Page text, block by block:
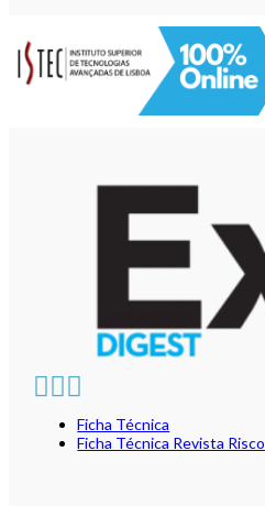
Ficha Técnica
Ficha Técnica Revista Risco